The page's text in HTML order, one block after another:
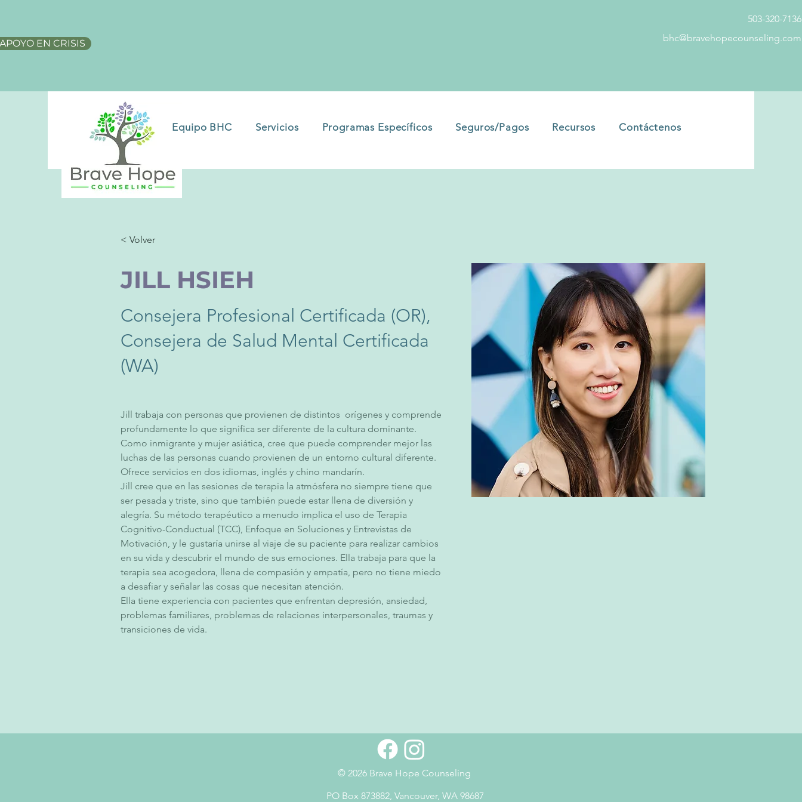
EN CRISIS
503-320-7136
bhc@bravehopecounseling.com
Equipo BHC Servicios Programas Específicos Seguros/Pagos Recursos Contáctenos
< Volver
JILL HSIEH
Consejera Profesional Certificada (OR),
Consejera de Salud Mental Certificada
(WA)
Jill trabaja con personas que provienen de distintos  orígenes y comprende
profundamente lo que significa ser diferente de la cultura dominante.
Como inmigrante y mujer asiática, cree que puede comprender mejor las
luchas de las personas cuando provienen de un entorno cultural diferente.
Ofrece servicios en dos idiomas, inglés y chino mandarín.
Jill cree que en las sesiones de terapia la atmósfera no siempre tiene que
ser pesada y triste, sino que también puede estar llena de diversión y
alegría. Su método terapéutico a menudo implica el uso de Terapia
Cognitivo-Conductual (TCC), Enfoque en Soluciones y Entrevistas de
Motivación, y le gustaría unirse al viaje de su paciente para realizar cambios
en su vida y descubrir el mundo de sus emociones. Ella trabaja para que la
terapia sea acogedora, llena de compasión y empatía, pero no tiene miedo
a desafiar y señalar las cosas que necesitan atención.
Ella tiene experiencia con pacientes que enfrentan depresión, ansiedad,
problemas familiares, problemas de relaciones interpersonales, traumas y
transiciones de vida.
© 2026 Brave Hope Counseling
PO Box 873882, Vancouver, WA 98687